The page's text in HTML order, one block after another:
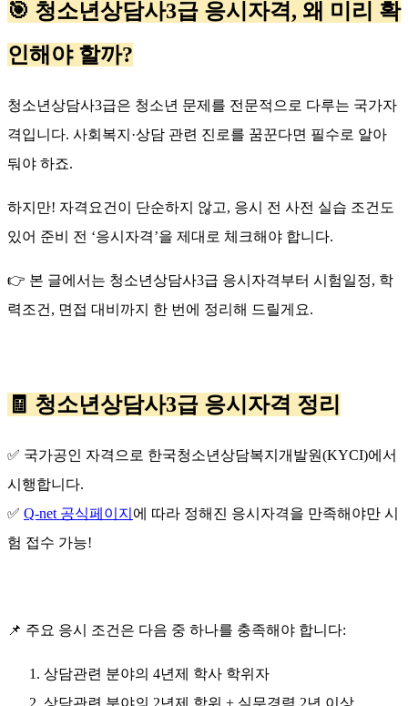
🎯 청소년상담사3급 응시자격, 왜 미리 확
인해야 할까?
청소년상담사3급은 청소년 문제를 전문적으로 다루는 국가자
격입니다. 사회복지 ·상담 관련 진로를 꿈꾼다면 필수로 알아
둬야 하죠.
하지만! 자격요건이 단순하지 않고, 응시 전 사전 실습 조건도
있어 준비 전 ‘응시자격’을 제대로 체크해야 합니다.
👉 본 글에서는 청소년상담사3급 응시자격부터 시험일정, 학
력조건 , 면접 대비까지 한 번에 정리해 드릴게요.
🧾 청소년상담사3급 응시자격 정리
✅ 국가공인 자격으로 한국청소년상담복지개발원(KYCI)에서
시행합니다.
✅ Q-net 공식페이지 에 따라 정해진 응시자격을 만족해야만 시
험 접수 가능!
📌 주요 응시 조건은 다음 중 하나를 충족해야 합니다:
상담관련 분야의 4년제 학사 학위자
상담관련 분야의 2년제 학위 + 실무경력 2년 이상